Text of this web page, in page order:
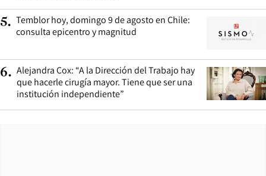
5. Temblor hoy, domingo 9 de agosto en Chile:
consulta epicentro y magnitud
6. Alejandra Cox: “A la Dirección del Trabajo hay
que hacerle cirugía mayor. Tiene que ser una
institución independiente”